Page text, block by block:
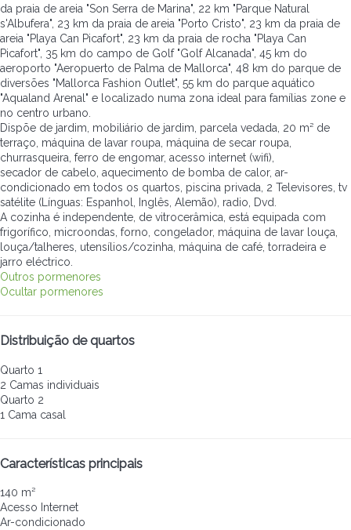
da praia de areia "Son Serra de Marina", 22 km "Parque Natural
s'Albufera", 23 km da praia de areia "Porto Cristo", 23 km da praia de
areia "Playa Can Picafort", 23 km da praia de rocha "Playa Can
Picafort", 35 km do campo de Golf "Golf Alcanada", 45 km do
aeroporto "Aeropuerto de Palma de Mallorca", 48 km do parque de
diversões "Mallorca Fashion Outlet", 55 km do parque aquático
"Aqualand Arenal" e localizado numa zona ideal para famílias zone e
no centro urbano.
Dispõe de jardim, mobiliário de jardim, parcela vedada, 20 m² de
terraço, máquina de lavar roupa, máquina de secar roupa,
churrasqueira, ferro de engomar, acesso internet (wifi),
secador de cabelo, aquecimento de bomba de calor, ar-
condicionado em todos os quartos, piscina privada, 2 Televisores, tv
satélite (Línguas: Espanhol, Inglês, Alemão), radio, Dvd.
A cozinha é independente, de vitrocerâmica, está equipada com
frigorífico, microondas, forno, congelador, máquina de lavar louça,
louça/talheres, utensílios/cozinha, máquina de café, torradeira e
jarro eléctrico.
Outros pormenores
Ocultar pormenores
Distribuição de quartos
Quarto 1
2 Camas individuais
Quarto 2
1 Cama casal
Características principais
140 m²
Acesso Internet
Ar-condicionado